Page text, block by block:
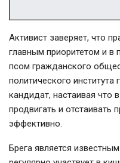
Активист заверяет, что
главным приоритетом и в
псом гражданского
политического института
кандидат, настаивая что
продвигать и отстаивать
эффективно.
Брега является